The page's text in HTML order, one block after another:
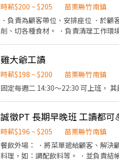
時薪$200 ~ $205
苗栗縣竹南鎮
．負責為顧客帶位、安排座位 ．於顧客用
削、切各種食材。 ．負責清理工作環
雞大爺工讀
時薪$198 ~ $200
苗栗縣竹南鎮
固定每週二 14:30～22:30 可上班，
誠徵PT 長期早晚班 工讀都可
時薪$196 ~ $205
苗栗縣竹南鎮
餐飲外場： ．將菜單遞給顧客、解決
料理，如：調配飲料等。 ．並負責結